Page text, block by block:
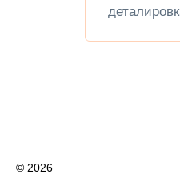
© 2026